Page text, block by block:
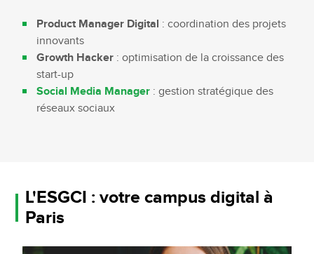
Product Manager Digital : coordination des projets
innovants
Growth Hacker : optimisation de la croissance des
start-up
Social Media Manager : gestion stratégique des
réseaux sociaux
L'ESGCI : votre campus digital à
Paris